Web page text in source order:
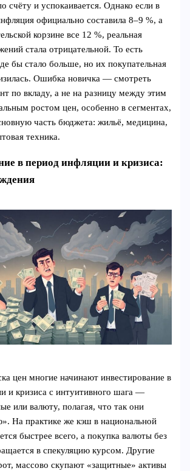
счёту и успокаивается. Однако если в
официально составила 8–9 %, а
корзине все 12 %, реальная
стала отрицательной. То есть
бы стало больше, но их покупательная
Ошибка новичка — смотреть
по вкладу, а не на разницу между этим
ростом цен, особенно в сегментах,
часть бюджета: жильё, медицина,
техника.
в период инфляции и кризиса:
цен многие начинают инвестирование в
и кризиса с интуитивного шага —
или валюту, полагая, что так они
На практике же кэш в национальной
быстрее всего, а покупка валюты без
в спекуляцию курсом. Другие
массово скупают «защитные» активы